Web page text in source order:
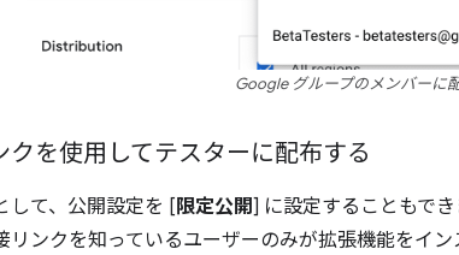
Google グループのメンバーに
クを使用してテスターに配布する
して、公開設定を [限定公開] に設定することもで
リンクを知っているユーザーのみが拡張機能をイン